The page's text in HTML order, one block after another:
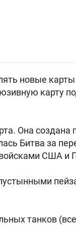
новые
карту
Она
Битва за
США и
танков